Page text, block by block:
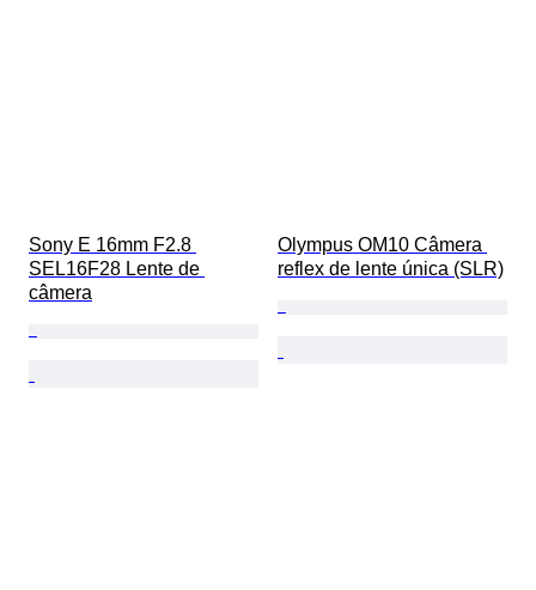
Sony E 16mm F2.8
SEL16F28 Lente de
câmera
Olympus OM10 Câmera
reflex de lente única (SLR)